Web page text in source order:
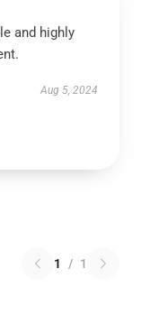
and highly
Aug 5, 2024
1 / 1